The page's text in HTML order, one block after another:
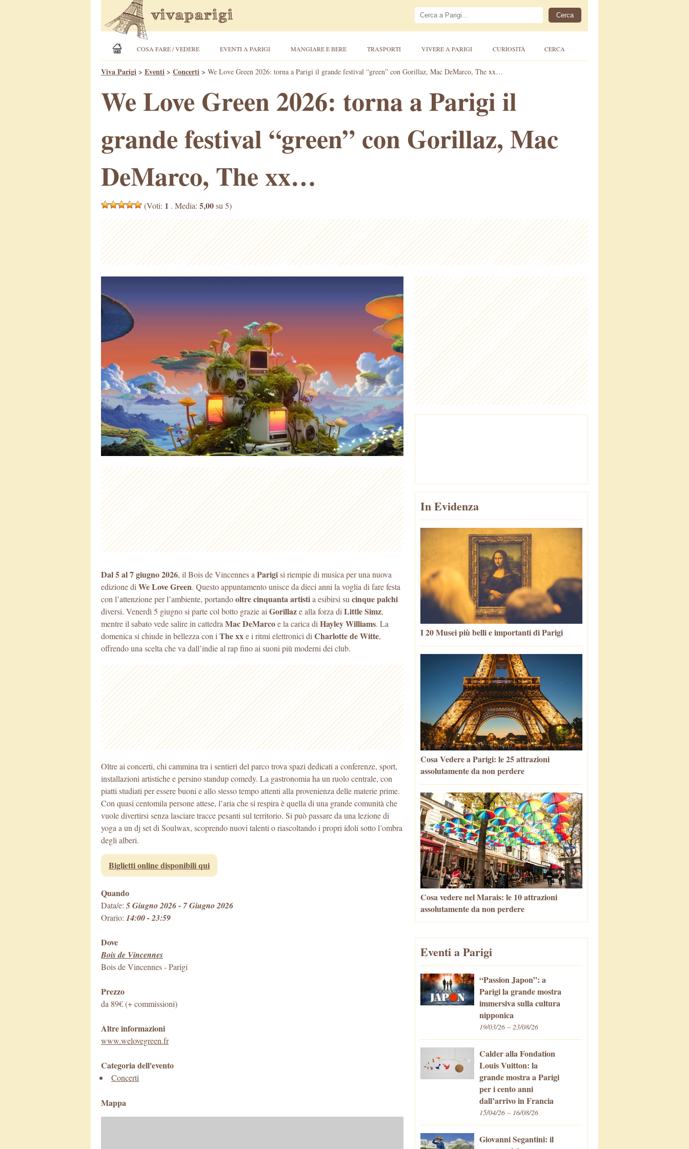
COSA FARE / VEDERE EVENTI A PARIGI MANGIARE E BERE TRASPORTI VIVERE A PARIGI CURIOSITÀ CERCA
Viva Parigi > Eventi > Concerti > We Love Green 2026: torna a Parigi il grande festival “green” con Gorillaz, Mac DeMarco, The xx…
We Love Green 2026: torna a Parigi il
grande festival “green” con Gorillaz, Mac
DeMarco, The xx…
(Voti: 1 . Media: 5,00su 5)
Dal 5 al 7 giugno 2026, il Bois de Vincennes a Parigisi riempie di musica per una nuova
edizione di We Love Green. Questo appuntamento unisce da dieci anni la voglia di fare festa
con l’attenzione per l’ambiente, portandooltre cinquanta artistia esibirsi su cinque palchi
diversi. Venerdì 5 giugno si parte col botto grazie ai Gorillaze alla forza di Little Simz,
mentre il sabato vede salire in cattedra Mac DeMarcoe la carica di Hayley Williams. La
domenica si chiude in bellezza con i The xxe i ritmi elettronici di Charlotte de Witte,
offrendo una scelta che va dall’indie al rap fino ai suoni più moderni dei club.
Oltre ai concerti, chi cammina tra i sentieri del parco trova spazi dedicati a conferenze, sport,
installazioni artistiche e persino standup comedy. La gastronomia ha un ruolo centrale, con
piatti studiati per essere buoni e allo stesso tempo attenti alla provenienza delle materie prime.
Con quasi centomila persone attese, l’aria che si respira è quella di una grande comunità che
vuole divertirsi senza lasciare tracce pesanti sul territorio. Si può passare da una lezione di
yoga a un dj set di Soulwax, scoprendo nuovi talenti o riascoltando i propri idoli sotto l’ombra
degli alberi.
Biglietti online disponibili qui
Quando
Data/e: 5 Giugno 2026 - 7 Giugno 2026
Orario: 14:00 - 23:59
Dove
Bois de Vincennes
Bois de Vincennes-Parigi
Prezzo
da 89€ (+ commissioni)
Altre informazioni
www.welovegreen.fr
Categoria dell'evento
Concerti
Mappa
In Evidenza
I 20 Musei più belli e importanti di Parigi
Cosa Vedere a Parigi: le 25 attrazioni
assolutamente da non perdere
Cosa vedere nel Marais: le 10 attrazioni
assolutamente da non perdere
Eventi a Parigi
“Passion Japon”: a
Parigi la grande mostra
immersiva sulla cultura
nipponica
19/03/26 – 23/08/26
Calder alla Fondation
Louis Vuitton: la
grande mostra a Parigi
per i cento anni
dall’arrivo in Francia
15/04/26 – 16/08/26
Giovanni Segantini: il